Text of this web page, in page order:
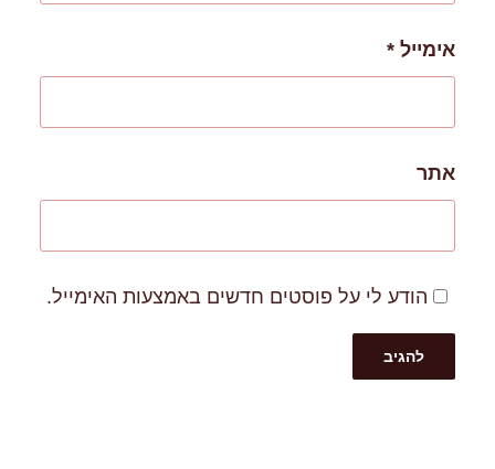
אימייל *
אתר
הודע לי על פוסטים חדשים באמצעות האימייל.